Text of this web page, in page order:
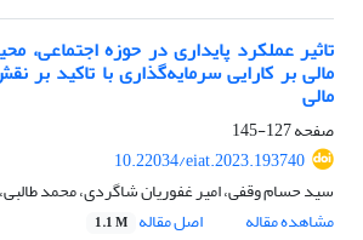
تاثیر عملکرد پایداری در حوزه اجتماعی،
مالی بر کارایی سرمایه‌گذاری با تاکید
مالی
صفحه127-145
10.22034/eiat.2023.193740
سید حسام وقفی، امیر غفوریان شاگردی، محمد
مشاهده مقاله
اصل مقاله 1.1 M